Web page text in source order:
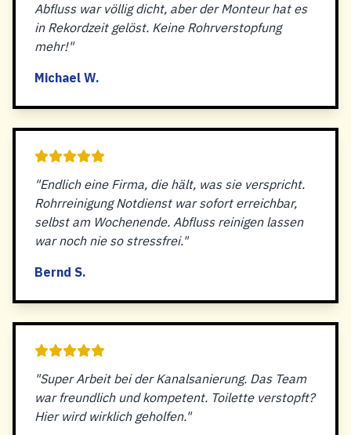
Abfluss war völlig dicht, aber der Monteur hat es
in Rekordzeit gelöst. Keine Rohrverstopfung
mehr!"
Michael W.
"Endlich eine Firma, die hält, was sie verspricht.
Rohrreinigung Notdienst war sofort erreichbar,
selbst am Wochenende. Abfluss reinigen lassen
war noch nie so stressfrei."
Bernd S.
"Super Arbeit bei der Kanalsanierung. Das Team
war freundlich und kompetent. Toilette verstopft?
Hier wird wirklich geholfen."